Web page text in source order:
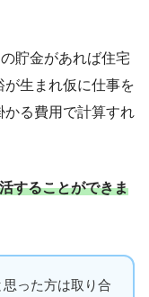
貯金があれば住宅
が生まれ仮に仕事を
かる費用で計算すれ
することができま
った方は取り合